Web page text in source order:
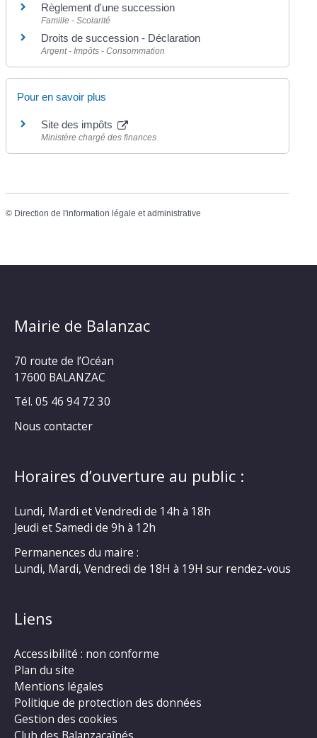
Règlement d'une succession
Famille - Scolarité
Droits de succession - Déclaration
Argent - Impôts - Consommation
Pour en savoir plus
Site des impôts
Ministère chargé des finances
© Direction de l'information légale et administrative
Mairie de Balanzac
70 route de l’Océan
17600 BALANZAC
Tél. 05 46 94 72 30
Nous contacter
Horaires d’ouverture au public :
Lundi, Mardi et Vendredi de 14h à 18h
Jeudi et Samedi de 9h à 12h
Permanences du maire :
Lundi, Mardi, Vendredi de 18H à 19H sur rendez-vous
Liens
Accessibilité : non conforme
Plan du site
Mentions légales
Politique de protection des données
Gestion des cookies